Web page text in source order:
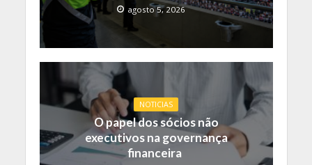
agosto 5, 2026
NOTICIAS
O papel dos sócios não
executivos na governança
financeira